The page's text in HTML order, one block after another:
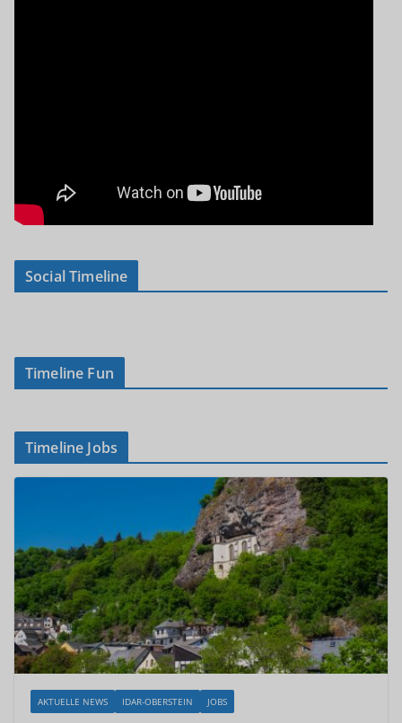
Social Timeline
Timeline Fun
Timeline Jobs
AKTUELLE NEWS IDAR-OBERSTEIN JOBS